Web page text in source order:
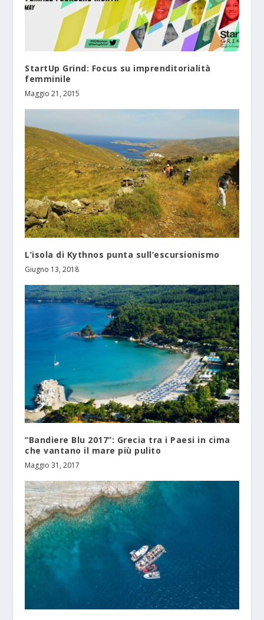
StartUp Grind: Focus su imprenditorialità
femminile
Maggio 21, 2015
L’isola di Kythnos punta sull’escursionismo
Giugno 13, 2018
“Bandiere Blu 2017”: Grecia tra i Paesi in cima
che vantano il mare più pulito
Maggio 31, 2017